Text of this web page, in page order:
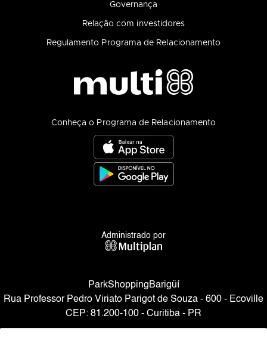
Governança
Relação com investidores
Regulamento Programa de Relacionamento
Conheça o Programa de Relacionamento
Administrado por
ParkShoppingBarigüí
Rua Professor Pedro Viriato Parigot de Souza - 600 - Ecoville
CEP: 81.200-100 - Curitiba - PR